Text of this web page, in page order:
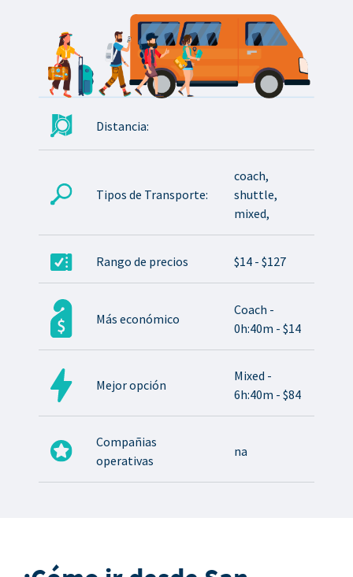
Distancia:
Tipos de Transporte:
coach,
shuttle,
mixed,
Rango de precios $14 - $127
Más económico
Coach -
0h:40m - $14
Mejor opción
Mixed -
6h:40m - $84
Compañias
operativas
na